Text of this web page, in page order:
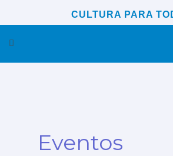
para
CULTURA PARA
Menu
Eventos